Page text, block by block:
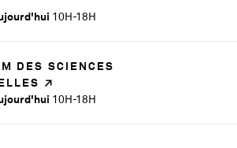
10H-18H
DES SCIENCES
10H-18H